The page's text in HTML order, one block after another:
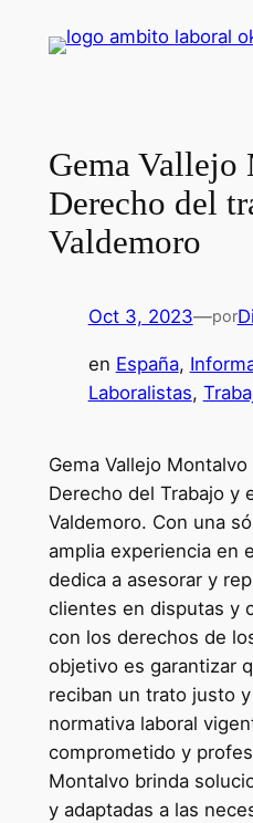
Gema
Derecho del
Valdemoro
Oct 3, 2023—por
en España,
Laboralistas,
Gema Vallejo
Derecho del Trabajo y
Valdemoro. Con una
amplia experiencia en
dedica a asesorar y
clientes en disputas y
con los derechos de
objetivo es garantizar
reciban un trato justo
normativa laboral
comprometido y
Montalvo brinda
y adaptadas a las